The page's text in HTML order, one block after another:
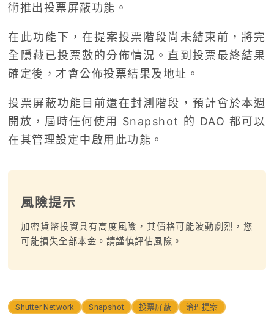
術推出投票屏蔽功能。
在此功能下，在提案投票階段尚未結束前，將完
全隱藏已投票數的分佈情況。直到投票最終結果
確定後，才會公佈投票結果及地址。
投票屏蔽功能目前還在封測階段，預計會於本週
開放，屆時任何使用 Snapshot 的 DAO 都可以
在其管理設定中啟用此功能。
風險提示
加密貨幣投資具有高度風險，其價格可能波動劇烈，您
可能損失全部本金。請謹慎評估風險。
Shutter Network Snapshot 投票屏蔽 治理提案